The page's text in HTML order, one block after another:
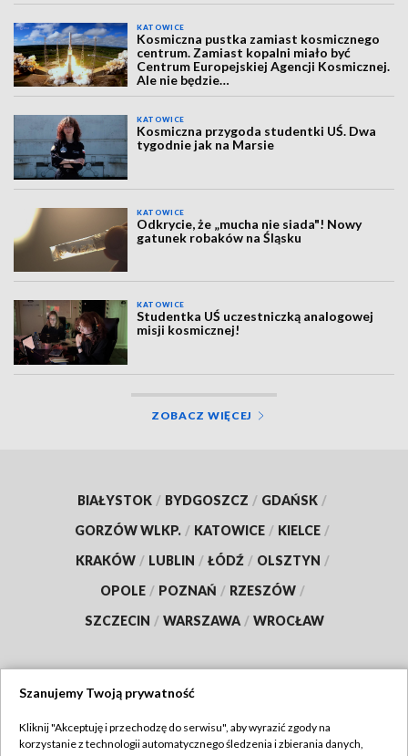
KATOWICE
Kosmiczna pustka zamiast kosmicznego
centrum. Zamiast kopalni miało być
Centrum Europejskiej Agencji Kosmicznej.
Ale nie będzie…
KATOWICE
Kosmiczna przygoda studentki UŚ. Dwa
tygodnie jak na Marsie
KATOWICE
Odkrycie, że „mucha nie siada"! Nowy
gatunek robaków na Śląsku
KATOWICE
Studentka UŚ uczestniczką analogowej
misji kosmicznej!
ZOBACZ WIĘCEJ
BIAŁYSTOK / BYDGOSZCZ / GDAŃSK /
GORZÓW WLKP. / KATOWICE / KIELCE /
KRAKÓW / LUBLIN / ŁÓDŹ / OLSZTYN /
OPOLE / POZNAŃ / RZESZÓW /
SZCZECIN / WARSZAWA / WROCŁAW
TVP
Szanujemy Twoją prywatność
Kliknij "Akceptuję i przechodzę do serwisu", aby wyrazić zgody na
korzystanie z technologii automatycznego śledzenia i zbierania danych,